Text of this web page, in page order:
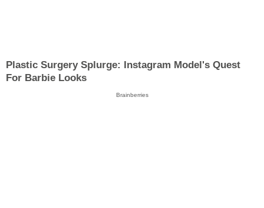
Plastic Surgery Splurge: Instagram Model's Quest
For Barbie Looks
Brainberries